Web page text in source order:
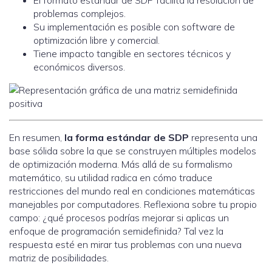
problemas complejos.
Su implementación es posible con software de
optimización libre y comercial.
Tiene impacto tangible en sectores técnicos y
económicos diversos.
En resumen, la forma estándar de SDP representa una
base sólida sobre la que se construyen múltiples modelos
de optimización moderna. Más allá de su formalismo
matemático, su utilidad radica en cómo traduce
restricciones del mundo real en condiciones matemáticas
manejables por computadores. Reflexiona sobre tu propio
campo: ¿qué procesos podrías mejorar si aplicas un
enfoque de programación semidefinida? Tal vez la
respuesta esté en mirar tus problemas con una nueva
matriz de posibilidades.